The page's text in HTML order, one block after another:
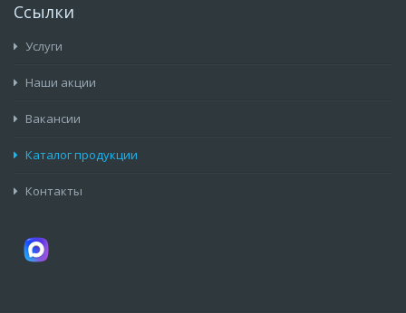
Ссылки
Услуги
Наши акции
Вакансии
Каталог продукции
Контакты